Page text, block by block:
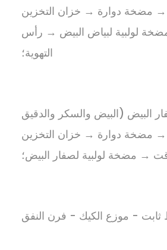
→ مضخة دوارة → خزان التخزين
لولبية لبياض البيض → رأس
التهوية؛
البيض (البيض والسكر والدقيق
→ مضخة دوارة → خزان التخزين
→ مضخة لولبية لصفار البيض؛
ثابت - موزع الكيك - فرن النفق